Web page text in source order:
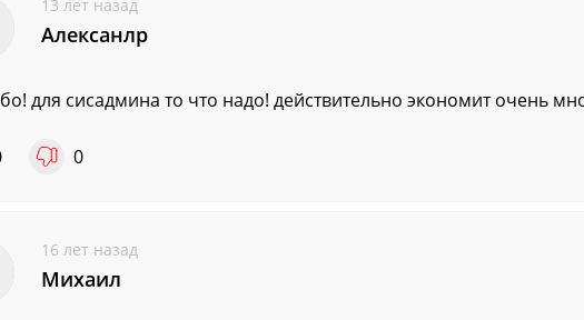
13 лет назад
Алексанлр
для сисадмина то что надо! действительно экономит очень
0
16 лет назад
Михаил